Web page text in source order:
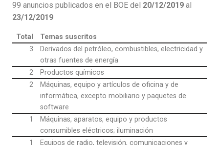
99 anuncios publicados en el BOE del 20/12/2019 al
23/12/2019
Total
Temas suscritos
3
Derivados del petróleo, combustibles, electricidad y
otras fuentes de energía
2
Productos químicos
2
Máquinas, equipo y artículos de oficina y de
informática, excepto mobiliario y paquetes de
software
1
Máquinas, aparatos, equipo y productos
consumibles eléctricos; iluminación
1
Equipos de radio, televisión, comunicaciones y